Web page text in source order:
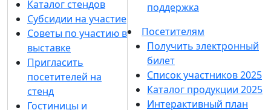
Каталог стендов
Субсидии на участие
Советы по участию в
выставке
Пригласить
посетителей на
стенд
Гостиницы и
поддержка
Посетителям
Получить электронный
билет
Список участников 2025
Каталог продукции 2025
Интерактивный план